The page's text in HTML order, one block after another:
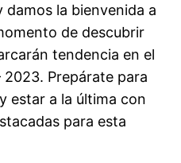
damos la bienvenida a
de descubrir
tendencia en el
Prepárate para
estar a la última con
para esta